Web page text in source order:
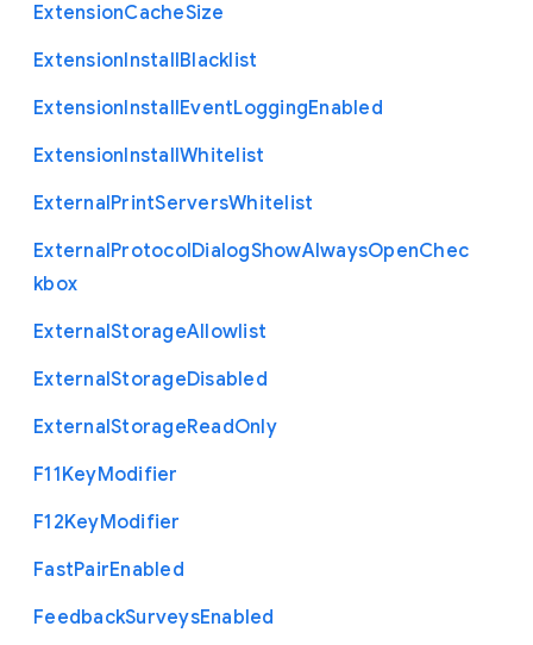
ExtensionCacheSize
ExtensionInstallBlacklist
ExtensionInstallEventLoggingEnabled
ExtensionInstallWhitelist
ExternalPrintServersWhitelist
ExternalProtocolDialogShowAlwaysOpenChec
kbox
ExternalStorageAllowlist
ExternalStorageDisabled
ExternalStorageReadOnly
F11KeyModifier
F12KeyModifier
FastPairEnabled
FeedbackSurveysEnabled